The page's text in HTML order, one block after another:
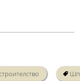
основа подобрява
да поемат и